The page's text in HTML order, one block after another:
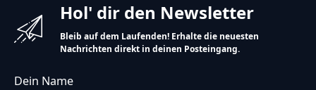
Hol' dir den Newsletter
Bleib auf dem Laufenden! Erhalte die neuesten
Nachrichten direkt in deinen Posteingang.
Dein Name